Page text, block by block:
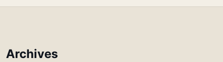
Archives